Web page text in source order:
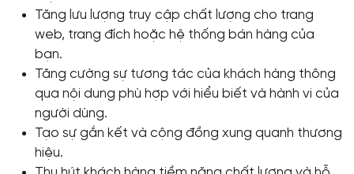
Tăng lưu lượng truy cập chất lượng cho trang
web, trang đích hoặc hệ thống bán hàng của
bạn.
Tăng cường sự tương tác của khách hàng thông
qua nội dung phù hợp với hiểu biết và hành vi của
người dùng.
Tạo sự gắn kết và cộng đồng xung quanh thương
hiệu.